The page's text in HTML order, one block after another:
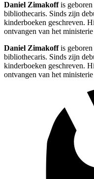
Daniel Zimakoffis geboren
bibliothecaris. Sinds zijn
kinderboeken geschreven.
ontvangen van het
Daniel Zimakoffis geboren
bibliothecaris. Sinds zijn
kinderboeken geschreven.
ontvangen van het